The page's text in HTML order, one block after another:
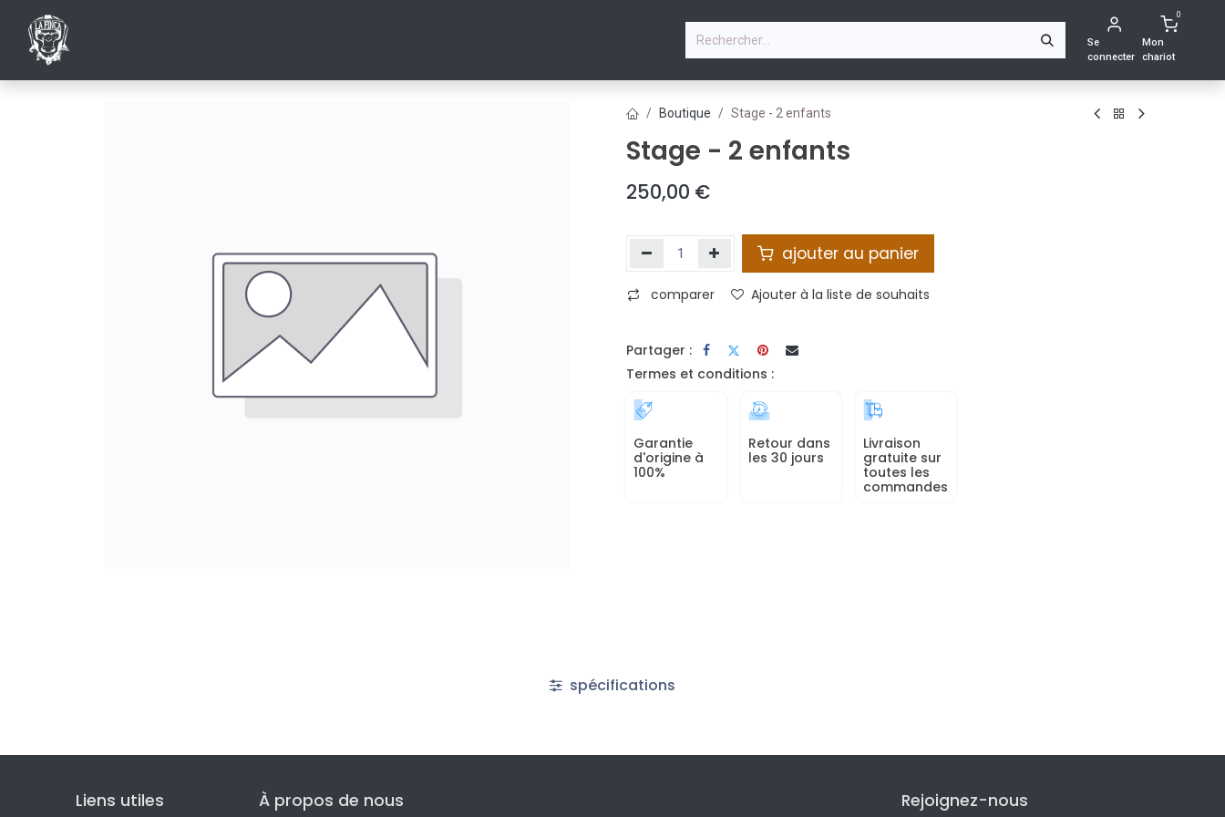
COURS & PLANNING
Se
connecter
0
Mon
chariot
Boutique Stage - 2 enfants
Stage - 2 enfants
250,00 €
ajouter au panier
comparer Ajouter à la liste de souhaits
Partager :
Termes et conditions :
Garantie
d'origine à
100%
Retour dans
les 30 jours
Livraison
gratuite sur
toutes les
commandes
spécifications
Liens utiles À propos de nous Rejoignez-nous